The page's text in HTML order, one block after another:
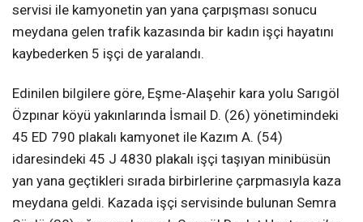
servisi ile kamyonetin yan yana çarpışması sonucu
meydana gelen trafik kazasında bir kadın işçi hayatını
kaybederken 5 işçi de yaralandı.
Edinilen bilgilere göre, Eşme-Alaşehir kara yolu Sarıgöl
Özpınar köyü yakınlarında İsmail D. (26) yönetimindeki
45 ED 790 plakalı kamyonet ile Kazım A. (54)
idaresindeki 45 J 4830 plakalı işçi taşıyan minibüsün
yan yana geçtikleri sırada birbirlerine çarpmasıyla kaza
meydana geldi. Kazada işçi servisinde bulunan Semra